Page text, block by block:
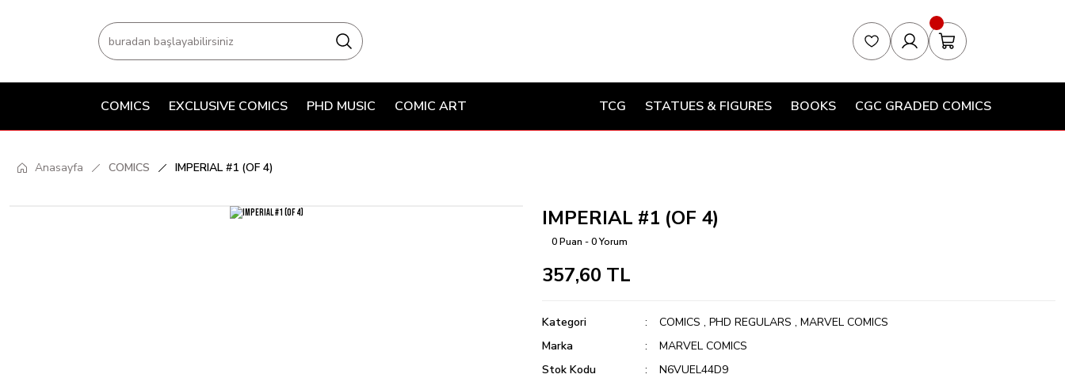
COMICS EXCLUSIVE COMICS PHD MUSIC COMIC ART TCG STATUES & FIGURES BOOKS CGC GRADED COMICS
Anasayfa COMICS IMPERIAL #1 (OF 4)
IMPERIAL #1 (OF 4)
0 Puan - 0 Yorum
357,60 TL
Kategori COMICS , PHD REGULARS , MARVEL COMICS
Marka
MARVEL COMICS
Stok Kodu
N6VUEL44D9